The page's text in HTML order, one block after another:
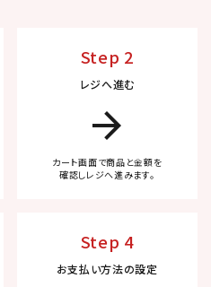
Step 2
レジへ進む
arrow_forward
カート画面で商品と金額を
確認しレジへ進みます。
Step 4
お支払い方法の設定